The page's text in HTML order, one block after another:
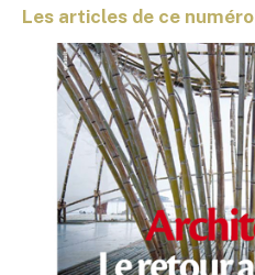
Les articles de ce numéro